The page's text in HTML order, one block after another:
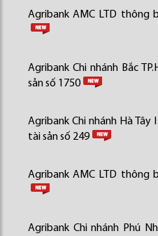
Agribank AMC LTD thông
Agribank Chi nhánh Bắc
sản số 1750
Agribank Chi nhánh Hà
tài sản số 249
Agribank AMC LTD thông
Agribank Chi nhánh Phú